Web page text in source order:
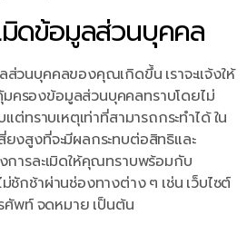
มิดข้อมูลส่วนบุคคล
วนบุคคลของคุณเกิดขึ้น เราจะแจ้งให้
ครองข้อมูลส่วนบุคคลทราบโดยไม่
ต่ทราบเหตุเท่าที่สามารถกระทำได้ ใน
งสูงที่จะมีผลกระทบต่อสิทธิและ
การละเมิดให้คุณทราบพร้อมกับ
ชักช้าผ่านช่องทางต่าง ๆ เช่น เว็บไซต์
ศัพท์ จดหมาย เป็นต้น